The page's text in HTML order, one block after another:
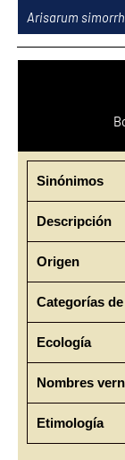
contenido
Arisarum
Sinónimos
Descripción
Origen
Categorías
Ecología
Nombres
Etimología